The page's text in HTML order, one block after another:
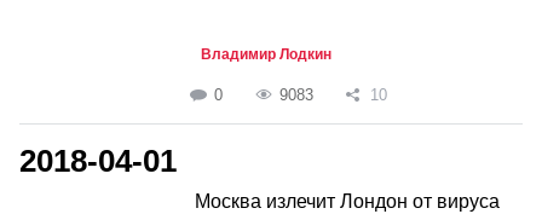
Владимир Лодкин
0 9083 10
2018-04-01
Москва излечит Лондон от вируса